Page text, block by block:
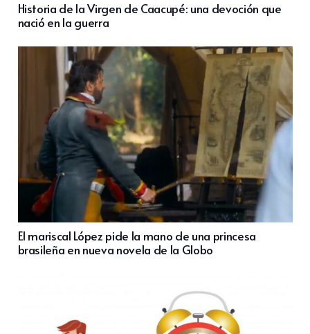
Historia de la Virgen de Caacupé: una devoción que
nació en la guerra
El mariscal López pide la mano de una princesa
brasileña en nueva novela de la Globo